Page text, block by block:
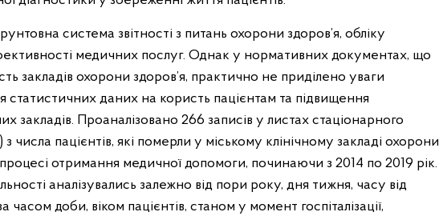
система звітності з питань охорони здоров’я, обліку
медичних послуг. Однак у нормативних документах, що
закладів охорони здоров’я, практично не приділено уваги
статистичних даних на користь пацієнтам та підвищення
закладів. Проаналізовано 266 записів у листах стаціонарного
пацієнтів, які померли у міському клінічному закладі охорони
отримання медичної допомоги, починаючи з 2014 по 2019 рік.
аналізувались залежно від пори року, дня тижня, часу від
часом доби, віком пацієнтів, станом у момент госпіталізації,